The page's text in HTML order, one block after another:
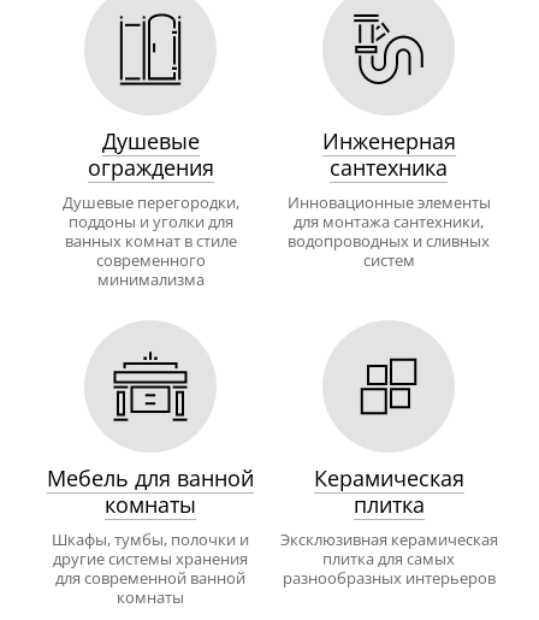
Душевые
ограждения
Душевые перегородки,
поддоны и уголки для
ванных комнат в стиле
современного
минимализма
Инженерная
сантехника
Инновационные элементы
для монтажа сантехники,
водопроводных и сливных
систем
Мебель для ванной
комнаты
Шкафы, тумбы, полочки и
другие системы хранения
для современной ванной
комнаты
Керамическая
плитка
Эксклюзивная керамическая
плитка для самых
разнообразных интерьеров